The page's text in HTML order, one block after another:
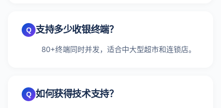
Q 支持多少收银终端？
80+终端同时并发，适合中大型超市和连锁店。
Q 如何获得技术支持？